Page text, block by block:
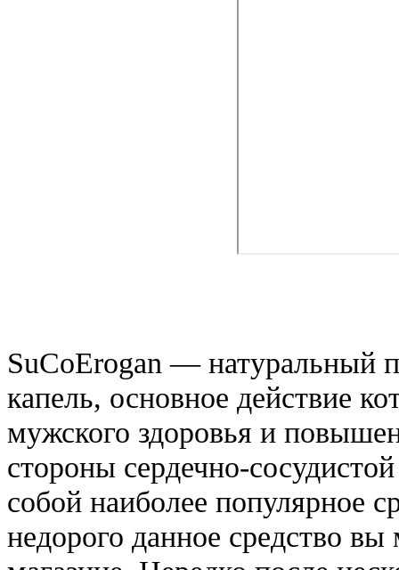
SuCoErogan — натуральный
капель, основное действие
мужского здоровья и
стороны сердечно-
собой наиболее популярное
недорого данное средство